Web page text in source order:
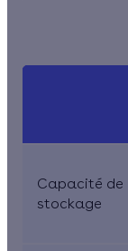
Capacité de
stockage